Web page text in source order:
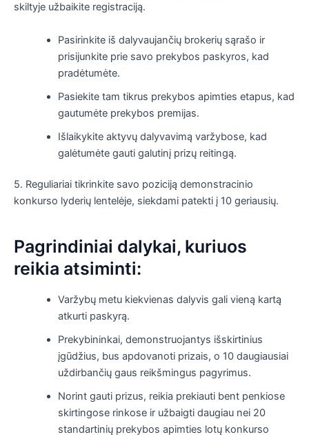
skiltyje užbaikite registraciją.
Pasirinkite iš dalyvaujančių brokerių sąrašo ir
prisijunkite prie savo prekybos paskyros, kad
pradėtumėte.
Pasiekite tam tikrus prekybos apimties etapus, kad
gautumėte prekybos premijas.
Išlaikykite aktyvų dalyvavimą varžybose, kad
galėtumėte gauti galutinį prizų reitingą.
5. Reguliariai tikrinkite savo poziciją demonstracinio
konkurso lyderių lentelėje, siekdami patekti į 10 geriausių.
Pagrindiniai dalykai, kuriuos
reikia atsiminti:
Varžybų metu kiekvienas dalyvis gali vieną kartą
atkurti paskyrą.
Prekybininkai, demonstruojantys išskirtinius
įgūdžius, bus apdovanoti prizais, o 10 daugiausiai
uždirbančių gaus reikšmingus pagyrimus.
Norint gauti prizus, reikia prekiauti bent penkiose
skirtingose ​​rinkose ir užbaigti daugiau nei 20
standartinių prekybos apimties lotų konkurso